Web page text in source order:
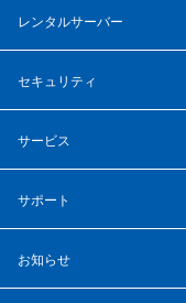
レンタルサーバー
セキュリティ
サービス
サポート
お知らせ